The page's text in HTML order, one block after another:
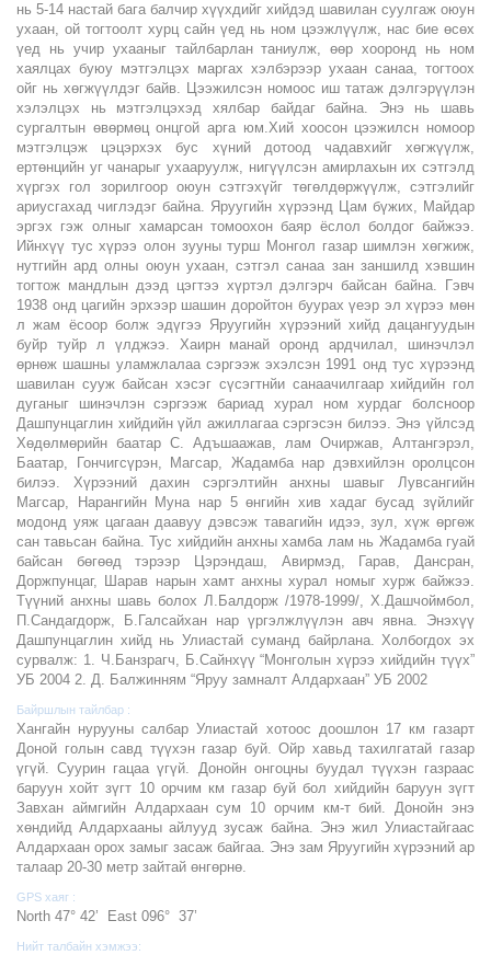
нь 5-14 настай бага балчир хүүхдийг хийдэд шавилан суулгаж оюун
ухаан, ой тогтоолт хурц сайн үед нь ном цээжлүүлж, нас бие өсөх
үед нь учир ухааныг тайлбарлан таниулж, өөр хооронд нь ном
хаялцах буюу мэтгэлцэх маргах хэлбэрээр ухаан санаа, тогтоох
ойг нь хөгжүүлдэг байв. Цээжилсэн номоос иш татаж дэлгэрүүлэн
хэлэлцэх нь мэтгэлцэхэд хялбар байдаг байна. Энэ нь шавь
сургалтын өвөрмөц онцгой арга юм.Хий хоосон цээжилсн номоор
мэтгэлцэж цэцэрхэх бус хүний дотоод чадавхийг хөгжүүлж,
ертөнцийн уг чанарыг ухааруулж, нигүүлсэн амирлахын их сэтгэлд
хүргэх гол зорилгоор оюун сэтгэхүйг төгөлдөржүүлж, сэтгэлийг
ариусгахад чиглэдэг байна. Яруугийн хүрээнд Цам бүжих, Майдар
эргэх гэж олныг хамарсан томоохон баяр ёслол болдог байжээ.
Ийнхүү тус хүрээ олон зууны турш Монгол газар шимлэн хөгжиж,
нутгийн ард олны оюун ухаан, сэтгэл санаа зан заншилд хэвшин
тогтож мандлын дээд цэгтээ хүртэл дэлгэрч байсан байна. Гэвч
1938 онд цагийн эрхээр шашин доройтон буурах үеэр эл хүрээ мөн
л жам ёсоор болж эдүгээ Яруугийн хүрээний хийд дацангуудын
буйр туйр л үлджээ. Хаирн манай оронд ардчилал, шинэчлэл
өрнөж шашны уламжлалаа сэргээж эхэлсэн 1991 онд тус хүрээнд
шавилан сууж байсан хэсэг сүсэгтнйи санаачилгаар хийдийн гол
дуганыг шинэчлэн сэргээж бариад хурал ном хурдаг болсноор
Дашпунцаглин хийдийн үйл ажиллагаа сэргэсэн билээ. Энэ үйлсэд
Хөдөлмөрийн баатар С. Адъшаажав, лам Очиржав, Алтангэрэл,
Баатар, Гончигсүрэн, Магсар, Жадамба нар дэвхийлэн оролцсон
билээ. Хүрээний дахин сэргэлтийн анхны шавыг Лувсангийн
Магсар, Нарангийн Муна нар 5 өнгийн хив хадаг бусад зүйлийг
модонд уяж цагаан даавуу дэвсэж тавагийн идээ, зул, хүж өргөж
сан тавьсан байна. Тус хийдийн анхны хамба лам нь Жадамба гуай
байсан бөгөөд тэрээр Цэрэндаш, Авирмэд, Гарав, Дансран,
Доржпунцаг, Шарав нарын хамт анхны хурал номыг хурж байжээ.
Түүний анхны шавь болох Л.Балдорж /1978-1999/, Х.Дашчоймбол,
П.Сандагдорж, Б.Галсайхан нар үргэлжлүүлэн авч явна. Энэхүү
Дашпунцаглин хийд нь Улиастай суманд байрлана. Холбогдох эх
сурвалж: 1. Ч.Банзрагч, Б.Сайнхүү “Монголын хүрээ хийдийн түүх”
УБ 2004 2. Д. Балжинням “Яруу замналт Алдархаан” УБ 2002
Байршлын тайлбар :
Хангайн нурууны салбар Улиастай хотоос доошлон 17 км газарт
Доной голын савд түүхэн газар буй. Ойр хавьд тахилгатай газар
үгүй. Суурин гацаа үгүй. Донойн онгоцны буудал түүхэн газраас
баруун хойт зүгт 10 орчим км газар буй бол хийдийн баруун зүгт
Завхан аймгийн Алдархаан сум 10 орчим км-т бий. Донойн энэ
хөндийд Алдархааны айлууд зусаж байна. Энэ жил Улиастайгаас
Алдархаан орох замыг засаж байгаа. Энэ зам Яруугийн хүрээний ар
талаар 20-30 метр зайтай өнгөрнө.
GPS хаяг :
North 47° 42’ East 096° 37’
Нийт талбайн хэмжээ: